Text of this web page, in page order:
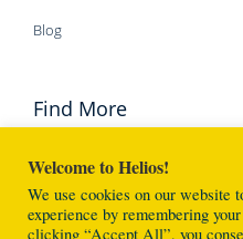
Blog
Find More
Welcome to Helios!
We use cookies on our website
experience by remembering
clicking “Accept All”, you